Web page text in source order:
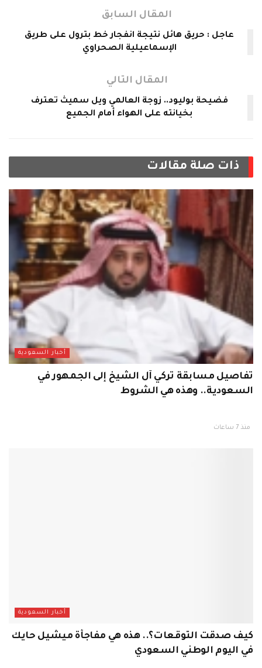
المقال السابق
عاجل : حريق هائل نتيجة انفجار خط بترول على طريق
الإسماعيلية الصحراوي
المقال التالي
فضيحة بوليود.. زوجة العالمي ويل سميث تعترف
بخيانته على الهواء أمام الجميع
ذات صلة مقالات
أخبار السعودية
تفاصيل مسابقة تركي آل الشيخ إلى الجمهور في
السعودية.. وهذه هي الشروط
منذ 7 ساعات
أخبار السعودية
كيف صدقت التوقعات؟.. هذه هي مفاجأة ميشيل حايك
في اليوم الوطني السعودي